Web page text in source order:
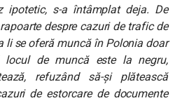
ipotetic, s-a întâmplat deja. De
despre cazuri de trafic de
li se oferă muncă în Polonia doar
locul de muncă este la negru,
refuzând să-și plătească
de estorcare de documente